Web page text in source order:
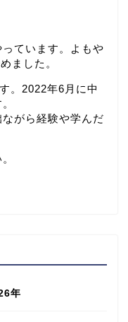
ています。よもや
ました。
。2022年6月に中
がら経験や学んだ
年